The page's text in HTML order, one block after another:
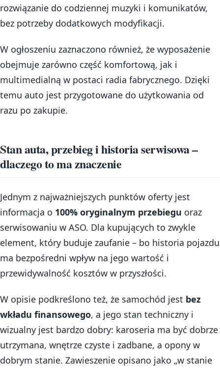
rozwiązanie do codziennej muzyki i komunikatów,
bez potrzeby dodatkowych modyfikacji.
W ogłoszeniu zaznaczono również, że wyposażenie
obejmuje zarówno część komfortową, jak i
multimedialną w postaci radia fabrycznego. Dzięki
temu auto jest przygotowane do użytkowania od
razu po zakupie.
Stan auta, przebieg i historia serwisowa –
dlaczego to ma znaczenie
Jednym z najważniejszych punktów oferty jest
informacja o 100% oryginalnym przebiegu oraz
serwisowaniu w ASO. Dla kupujących to zwykle
element, który buduje zaufanie – bo historia pojazdu
ma bezpośredni wpływ na jego wartość i
przewidywalność kosztów w przyszłości.
W opisie podkreślono też, że samochód jest bez
wkładu finansowego, a jego stan techniczny i
wizualny jest bardzo dobry: karoseria ma być dobrze
utrzymana, wnętrze czyste i zadbane, a opony w
dobrym stanie. Zawieszenie opisano jako „w stanie